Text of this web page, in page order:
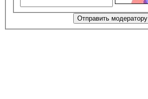
Отправить модератору